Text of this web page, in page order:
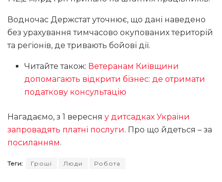
Водночас Держстат уточнює, що дані наведено
без урахування тимчасово окупованих територій
та регіонів, де тривають бойові дії.
Читайте також: Ветеранам Київщини
допомагають відкрити бізнес: де отримати
податкову консультацію
Нагадаємо, з 1 вересня у дитсадках України
запровадять платні послуги. Про що йдеться – за
посиланням.
Теги: Гроші Люди Робота